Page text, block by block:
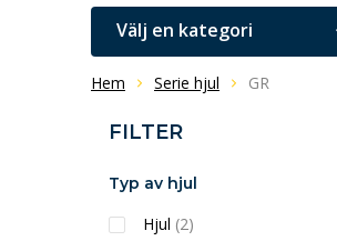
Välj en kategori
Hem Serie hjul GR
FILTER
Typ av hjul
Hjul (2)